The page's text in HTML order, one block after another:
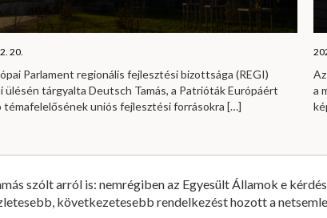
20.
Parlament regionális fejlesztési bizottsága (REGI)
ülésén tárgyalta Deutsch Tamás, a Patrióták Európáért
témafelelősének uniós fejlesztési forrásokra […]
a
szólt arról is: nemrégiben az Egyesült Államok e
következetesebb rendelkezést hozott a